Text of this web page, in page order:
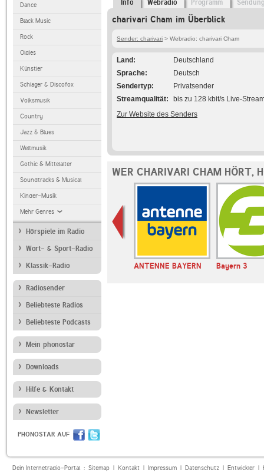
Dance
Black Music
Rock
Oldies
Künstler
Schlager & Discofox
Volksmusik
Country
Jazz & Blues
Weltmusik
Gothic & Mittelalter
Soundtracks & Musical
Kinder-Musik
Mehr Genres
Hörspiele im Radio
Wort- & Sport-Radio
Klassik-Radio
Radiosender
Beliebteste Radios
Beliebteste Podcasts
Mein phonostar
Downloads
Hilfe & Kontakt
Newsletter
PHONOSTAR AUF
Info Webradio Programm
charivari Cham im Überblick
Sender: charivari > Webradio: charivari Cham
Land
Deutschland
Sprache
Deutsch
Sendertyp
Privatsender
Streamqualität
bis zu 128 kbit/s Live-
Zur Website des Senders
WER CHARIVARI CHAM HÖRT,
SWR3 ANTENNE BAYERN Bayern 3
Dein Internetradio-Portal : Sitemap| Kontakt| Impressum| Datenschutz| Entwickler|